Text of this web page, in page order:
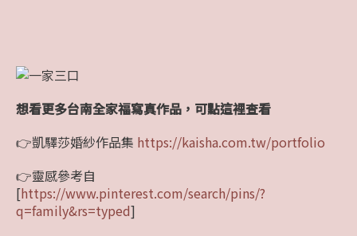
想看更多台南全家福寫真作品，可點這裡查看
👉凱驛莎婚紗作品集 https://kaisha.com.tw/portfolio
👉靈感參考自
[https://www.pinterest.com/search/pins/?
q=family&rs=typed]